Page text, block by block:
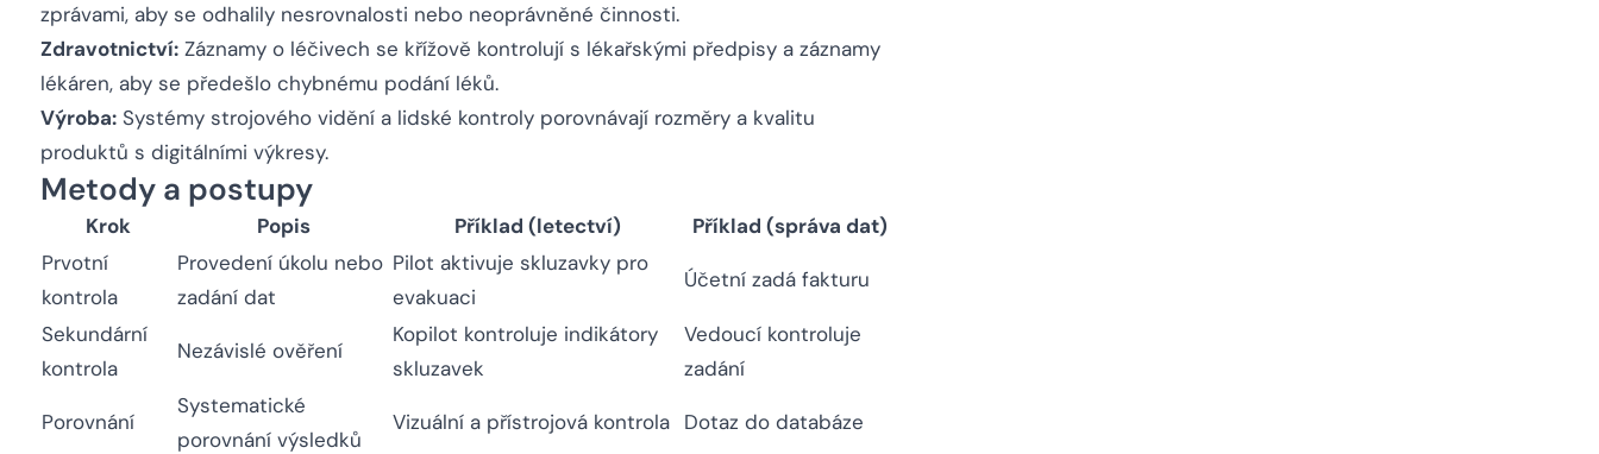
zprávami, aby se odhalily nesrovnalosti nebo neoprávněné činnosti.
Zdravotnictví: Záznamy o léčivech se křížově kontrolují s lékařskými předpisy a záznamy
lékáren, aby se předešlo chybnému podání léků.
Výroba: Systémy strojového vidění a lidské kontroly porovnávají rozměry a kvalitu
produktů s digitálními výkresy.
Metody a postupy
Krok Popis Příklad (letectví)
Příklad (správa dat)
Prvotní
kontrola
Provedení úkolu nebo
zadání dat
Pilot aktivuje skluzavky pro
evakuaci
Účetní zadá fakturu
Sekundární
kontrola
Nezávislé ověření
Kopilot kontroluje indikátory
skluzavek
Vedoucí kontroluje
zadání
Porovnání
Systematické
porovnání výsledků
Vizuální a přístrojová kontrola Dotaz do databáze